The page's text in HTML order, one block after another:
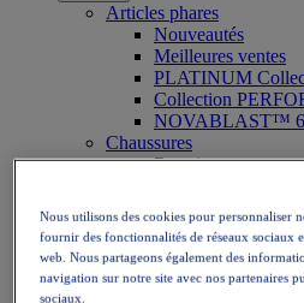
Articles phares
Nouveautés
Meilleures ventes
PLATINUM
Collection
NOVABLAST™ 6
Chaussures
Running
Tennis
Volley
Handball
Padel
Nous utilisons des cookies pour personnaliser
fournir des fonctionnalités de réseaux sociaux
web. Nous partageons également des
navigation sur notre site avec nos partenaires
sociaux.